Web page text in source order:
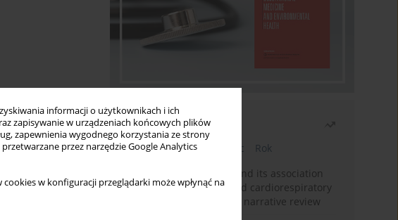
informacji o użytkownikach i ich
zapisywanie w urządzeniach końcowych plików
zapewnienia wygodnego korzystania ze strony
przetwarzane przez narzędzie Google Analytics
w konfiguracji przeglądarki może wpłynąć na
Najczęściej czytane
Bieżący numer Miesiąc
Rok
Occupational burnout and its association
with physical activity and cardiorespiratory
fitness among nurses: a narrative review